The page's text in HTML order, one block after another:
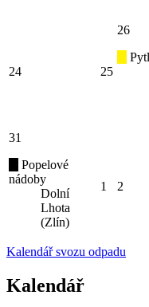
24 25
26
31
Popelové
nádoby
Dolní
Lhota
(Zlín)
1 2
Kalendář svozu odpadu
Kalendář